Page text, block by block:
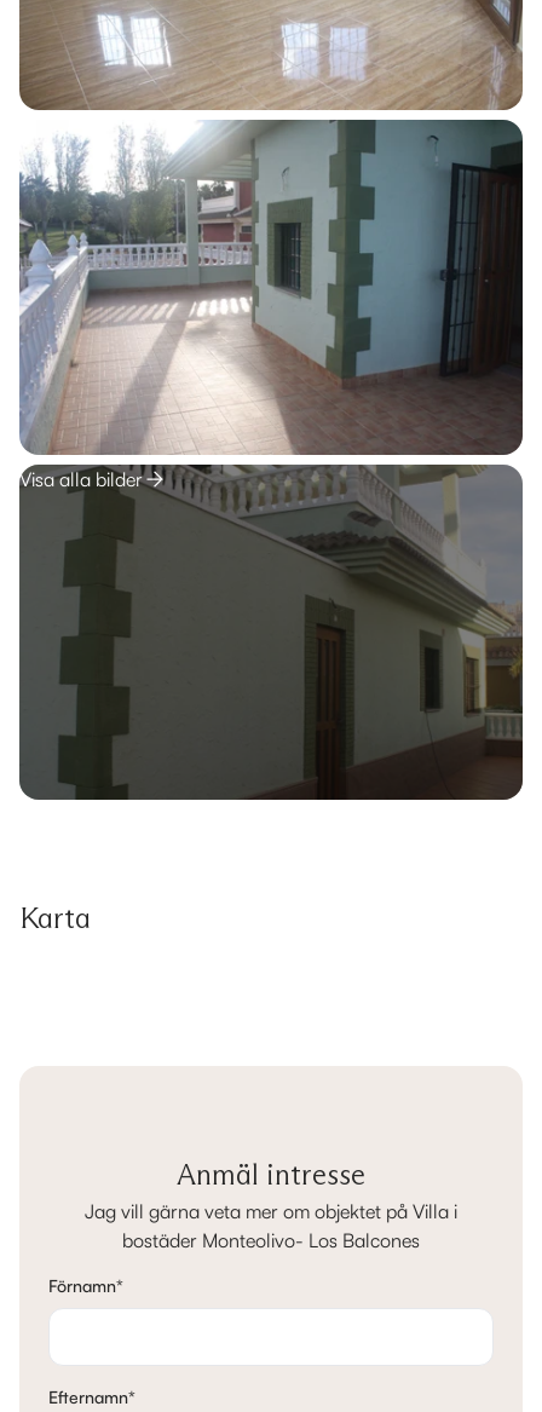
Visa alla bilder
Karta
Anmäl intresse
Jag vill gärna veta mer om objektet på Villa i
bostäder Monteolivo- Los Balcones
Förnamn*
Efternamn*